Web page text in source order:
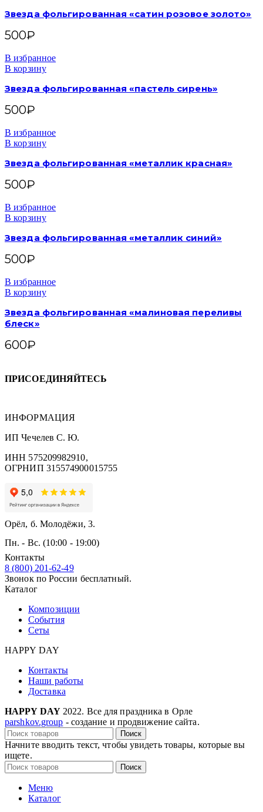
Звезда фольгированная «сатин розовое золото»
500₽
В избранное
В корзину
Звезда фольгированная «пастель сирень»
500₽
В избранное
В корзину
Звезда фольгированная «металлик красная»
500₽
В избранное
В корзину
Звезда фольгированная «металлик синий»
500₽
В избранное
В корзину
Звезда фольгированная «малиновая переливы
блеск»
600₽
ПРИСОЕДИНЯЙТЕСЬ
ИНФОРМАЦИЯ
ИП Чечелев С. Ю.
ИНН 575209982910,
ОГРНИП 315574900015755
Орёл, б. Молодёжи, 3.
Пн. - Вс. (10:00 - 19:00)
Контакты
8 (800) 201-62-49
Звонок по России бесплатный.
Каталог
Композиции
События
Сеты
HAPPY DAY
Контакты
Наши работы
Доставка
HAPPY DAY 2022. Все для праздника в Орле
parshkov.group - создание и продвижение сайта.
Поиск
Начните вводить текст, чтобы увидеть товары, которые вы
ищете.
Поиск
Меню
Каталог